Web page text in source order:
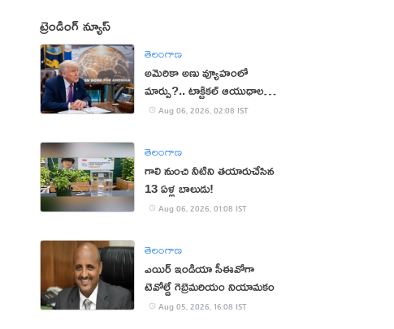
ట్రెండింగ్ న్యూస్
తెలంగాణ
అమెరికా అణు వ్యూహంలో
మార్పు?.. టాక్టికల్ ఆయుధాలకు
ప్రాధాన్యం!
Aug 06, 2026, 02:08 IST
తెలంగాణ
గాలి నుంచి నీటిని తయారుచేసిన
13 ఏళ్ల బాలుడు!
Aug 06, 2026, 01:08 IST
తెలంగాణ
ఎయిర్ ఇండియా సీఈవోగా
టెవోల్డే గెబ్రెమరియం నియామకం
Aug 05, 2026, 16:08 IST